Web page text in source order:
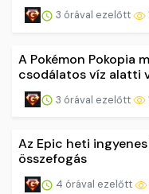
3 órával ezelőtt
A Pokémon Pokopia
csodálatos víz alatti
3 órával ezelőtt
Az Epic heti
összefogás
4 órával ezelőtt